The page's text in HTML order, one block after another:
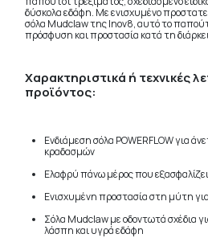
δύσκολα εδάφη. Με ενισχυμένο
σόλα Mudclaw της Inov8, αυτό το
πρόσφυση και προστασία κατά τη
Χαρακτηριστικά ή τεχνικές
προϊόντος:
Ενδιάμεση σόλα POWERFLOW για
κραδασμών
Ελαφρύ πάνω μέρος που
Ενισχυμένη προστασία στη μύτη
Σόλα Mudclaw με οδοντωτά σχέδια
λάσπη και υγρά εδάφη